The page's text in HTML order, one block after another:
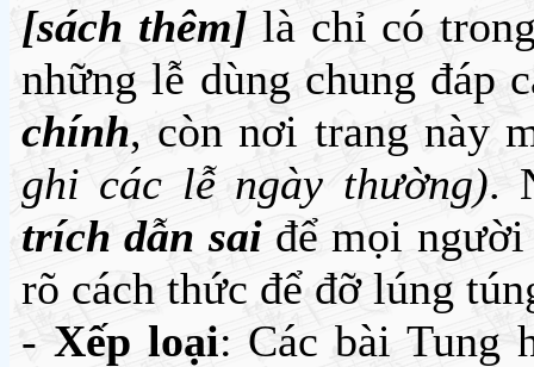
[sách thêm] là chỉ có
những lễ dùng chung đáp
chính, còn nơi trang này
ghi các lễ ngày thường).
trích dẫn saiđể mọi người
rõ cách thức để đỡ lúng
- Xếp loại: Các bài Tung